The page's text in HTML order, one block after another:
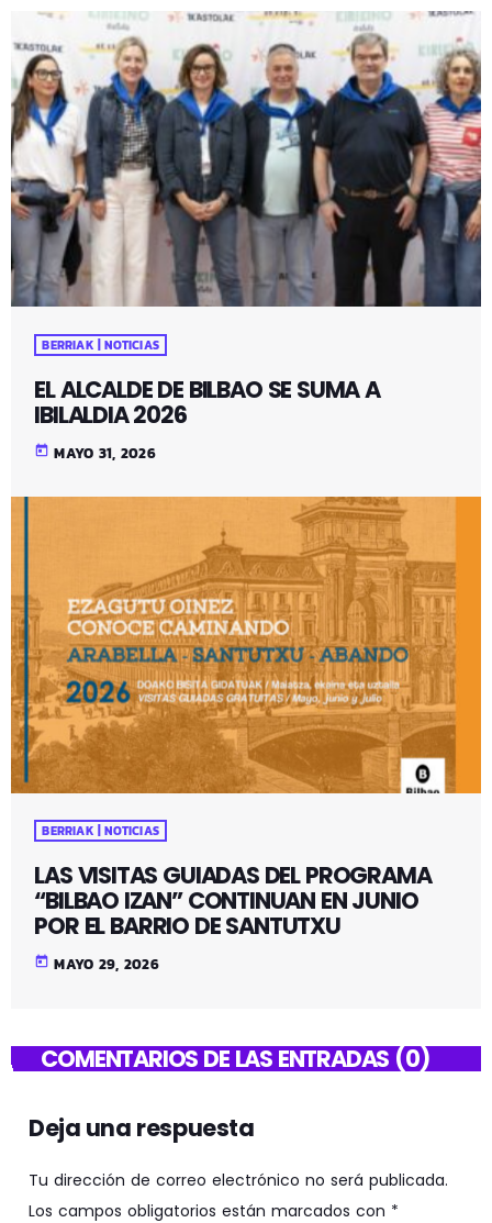
BERRIAK | NOTICIAS
EL ALCALDE DE BILBAO SE SUMA A
IBILALDIA 2026
today MAYO 31, 2026
BERRIAK | NOTICIAS
LAS VISITAS GUIADAS DEL PROGRAMA
“BILBAO IZAN” CONTINUAN EN JUNIO
POR EL BARRIO DE SANTUTXU
today MAYO 29, 2026
COMENTARIOS DE LAS ENTRADAS (0)
Deja una respuesta
Tu dirección de correo electrónico no será publicada.
Los campos obligatorios están marcados con *